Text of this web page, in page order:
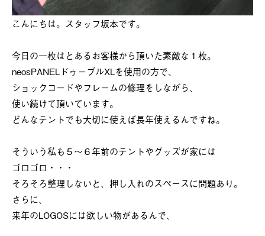
こんにちは。スタッフ坂本です。
今日の一枚はとあるお客様から頂いた素敵な１枚。
neosPANELドゥーブルXLを使用の方で、
ショックコードやフレームの修理をしながら、
使い続けて頂いています。
どんなテントでも大切に使えば長年使えるんですね。
そういう私も５～６年前のテントやグッズが家には
ゴロゴロ・・・
そろそろ整理しないと、押し入れのスペースに問題あり。
さらに、
来年のLOGOSには欲しい物があるんで、